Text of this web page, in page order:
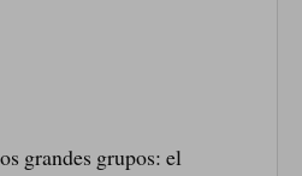
grandes grupos: el